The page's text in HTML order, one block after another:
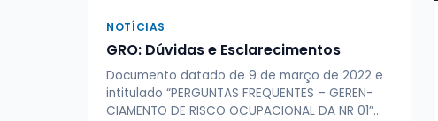
NOTÍCIAS
GRO: Dúvidas e Esclarecimentos
Documento datado de 9 de março de 2022 e
intitulado “PERGUNTAS FREQUENTES – GEREN­
CIAMENTO DE RISCO OCUPACIONAL DA NR 01”…